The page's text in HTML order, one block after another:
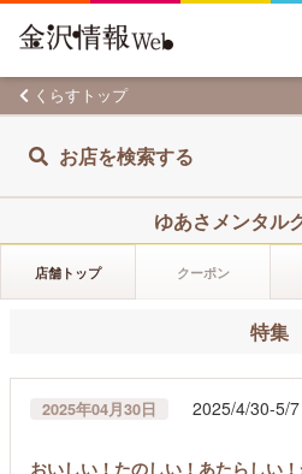
くらすトップ
お店を検索する
ゆあさメンタル
店舗トップ クーポン
特集
2025年04月30日 2025/4/30-5/
おいしい！たのしい！あたらし